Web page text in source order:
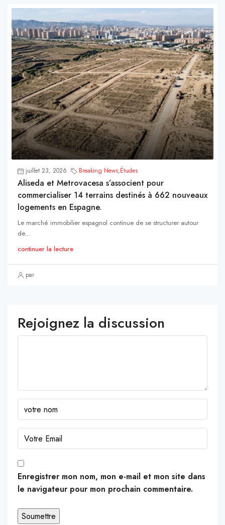
juillet 23, 2026 Breaking News,Études
Aliseda et Metrovacesa s’associent pour
commercialiser 14 terrains destinés à 662 nouveaux
logements en Espagne.
Le marché immobilier espagnol continue de se structurer autour
de...
continuer la lecture
par
Rejoignez la discussion
Enregistrer mon nom, mon e-mail et mon site dans
le navigateur pour mon prochain commentaire.